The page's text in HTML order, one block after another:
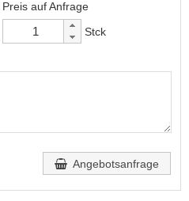
Preis auf Anfrage
Stck
Angebotsanfrage